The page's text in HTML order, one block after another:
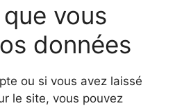
vous
données
ou si vous avez laissé
le site, vous pouvez